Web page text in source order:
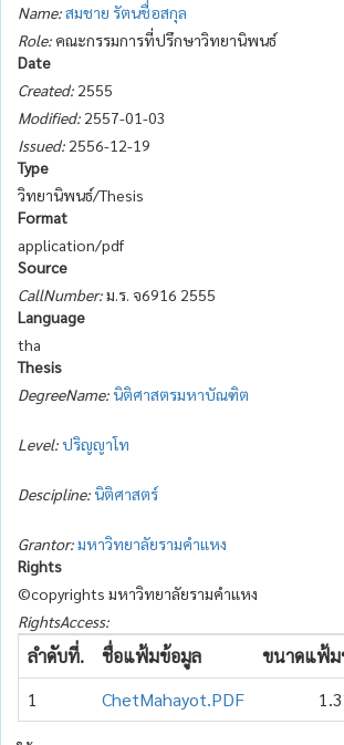
Name:สมชาย รัตนชื่อสกุล
Role: คณะกรรมการที่ปรึกษาวิทยานิพนธ์
Date
Created: 2555
Modified: 2557-01-03
Issued: 2556-12-19
Type
วิทยานิพนธ์/Thesis
Format
application/pdf
Source
CallNumber:ม.ร. จ6916 2555
Language
tha
Thesis
DegreeName:นิติศาสตรมหาบัณฑิต
Level:ปริญญาโท
Descipline:นิติศาสตร์
Grantor:มหาวิทยาลัยรามคำแหง
Rights
©copyrights มหาวิทยาลัยรามคำแหง
RightsAccess:
ลำดับที่. ชื่อแฟ้มข้อมูล ขนาดแฟ้ม
1
ChetMahayot.PDF